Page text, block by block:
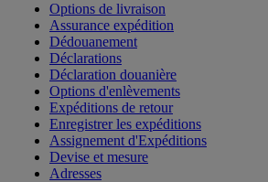
Options de livraison
Assurance expédition
Dédouanement
Déclarations
Déclaration douanière
Options d'enlèvements
Expéditions de retour
Enregistrer les expéditions
Assignement d'Expéditions
Devise et mesure
Adresses